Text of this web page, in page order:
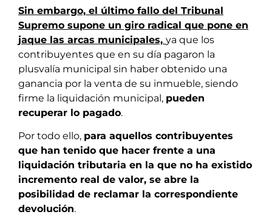
Sin embargo, el último fallo del Tribunal
Supremo supone un giro radical que pone en
jaque las arcas municipales, ya que los
contribuyentes que en su día pagaron la
plusvalía municipal sin haber obtenido una
ganancia por la venta de su inmueble, siendo
firme la liquidación municipal, pueden
recuperar lo pagado.
Por todo ello, para aquellos contribuyentes
que han tenido que hacer frente a una
liquidación tributaria en la que no ha existido
incremento real de valor, se abre la
posibilidad de reclamar la correspondiente
devolución.